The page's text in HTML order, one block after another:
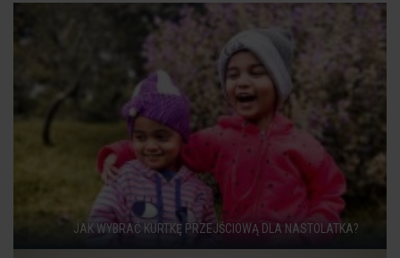
JAK WYBRAĆ KURTKĘ PRZEJŚCIOWĄ DLA NASTOLATKA?